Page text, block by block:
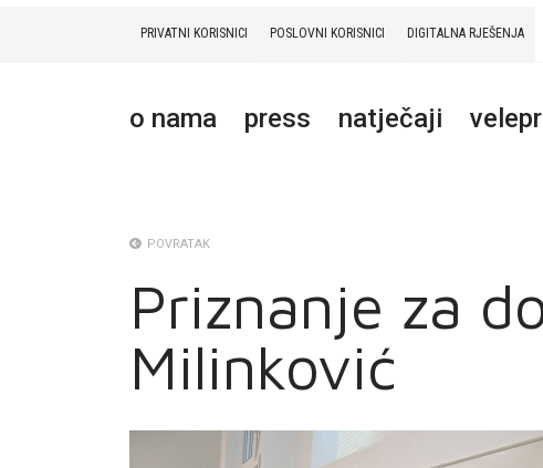
PRIVATNI KORISNICI POSLOVNI KORISNICI DIGITALNA RJEŠENJA
o nama press natječaji
POVRATAK
Priznanje za
Milinković